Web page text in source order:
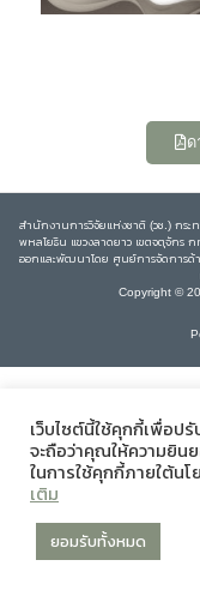
ด
สำนักงานการวิจัยแห่งชาติ (วช.) กร
พหลโยธิน แขวงลาดยาว เขตจตุจัก
ออกและพัฒนาโดย ศูนย์การจัดการด้
Copyright ©
เว็บไซต์นี้ใช้คุกกี้เพื่อป
จะถือว่าคุณให้ความยิน
ในการใช้คุกกี้ภายใต้นโ
เติม
ยอมรับทั้งหมด